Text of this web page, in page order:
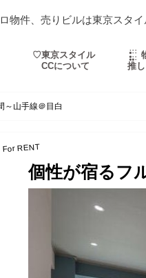
物件、売りビルは東京スタイ
♡東京スタイル
CCについて
推
～山手線＠目白
For RENT
個性が宿るフ